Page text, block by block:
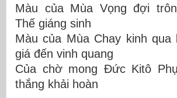
Màu của Mùa Vọng đợi
Thế giáng sinh
Màu của Mùa Chay kinh qua
giá đến vinh quang
Của chờ mong Đức Kitô
thắng khải hoàn